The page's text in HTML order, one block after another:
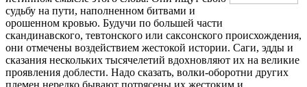
судьбу на пути, наполненном битвами и
орошенном кровью. Будучи по большей части
скандинавского, тевтонского или саксонского происхождения,
они отмечены воздействием жестокой истории. Саги, эдды и
сказания нескольких тысячелетий вдохновляют их на великие
проявления доблести. Надо сказать, волки-оборотни других
племен нередко бывают потрясены их жестоким и